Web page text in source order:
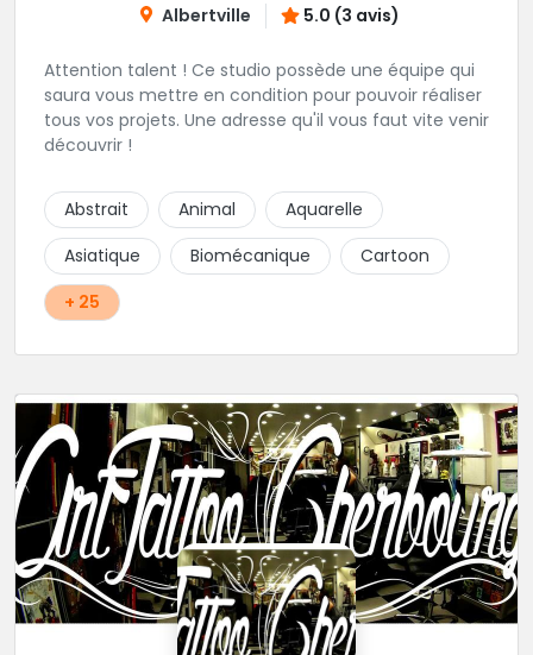
Albertville 5.0 (3 avis)
Attention talent ! Ce studio possède une équipe qui
saura vous mettre en condition pour pouvoir réaliser
tous vos projets. Une adresse qu'il vous faut vite venir
découvrir !
Abstrait Animal
Aquarelle
Asiatique
Biomécanique
Cartoon
+ 25